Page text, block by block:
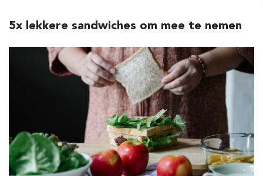
5x lekkere sandwiches om mee te nemen